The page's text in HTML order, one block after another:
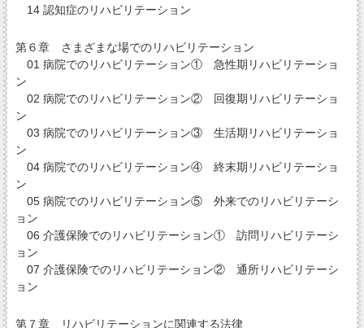
14 認知症のリハビリテーション
第６章 さまざまな場でのリハビリテーション
01 病院でのリハビリテーション① 急性期リハビリテーショ
ン
02 病院でのリハビリテーション② 回復期リハビリテーショ
ン
03 病院でのリハビリテーション③ 生活期リハビリテーショ
ン
04 病院でのリハビリテーション④ 終末期リハビリテーショ
ン
05 病院でのリハビリテーション⑤ 外来でのリハビリテーシ
ョン
06 介護保険でのリハビリテーション① 訪問リハビリテーシ
ョン
07 介護保険でのリハビリテーション② 通所リハビリテーシ
ョン
第７章 リハビリテーションに関連する法律